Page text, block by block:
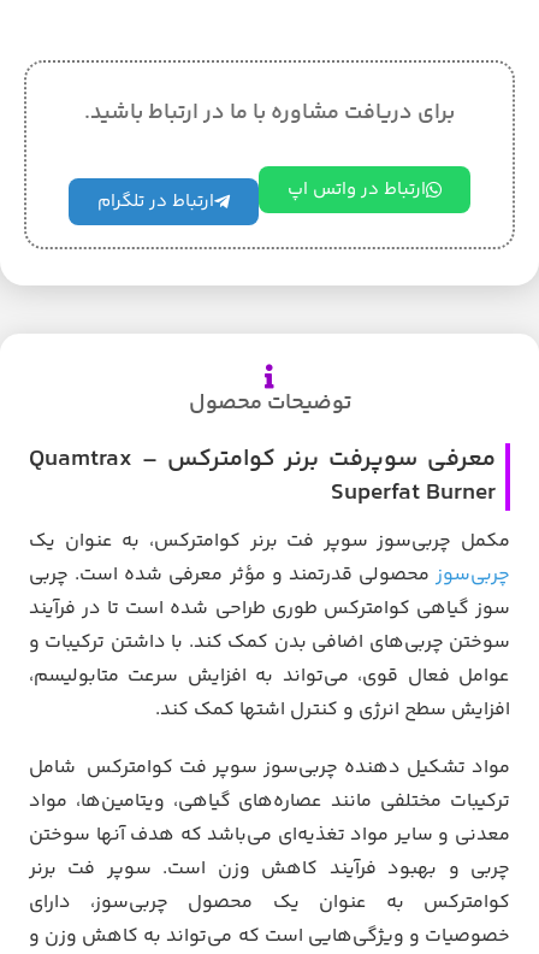
برای دریافت مشاوره با ما در ارتباط باشید.
ارتباط در واتس اپ ارتباط در تلگرام
توضیحات محصول
معرفی سوپرفت برنر کوامترکس – Quamtrax
Superfat Burner
مکمل چربی‌سوز سوپر فت برنر کوامترکس، به عنوان یک
چربی‌سوز محصولی قدرتمند و مؤثر معرفی شده است. چربی
سوز گیاهی کوامترکس طوری طراحی شده است تا در فرآیند
سوختن چربی‌های اضافی بدن کمک کند. با داشتن ترکیبات و
عوامل فعال قوی، می‌تواند به افزایش سرعت متابولیسم،
افزایش سطح انرژی و کنترل اشتها کمک کند.
مواد تشکیل دهنده چربی‌سوز سوپر فت کوامترکس شامل
ترکیبات مختلفی مانند عصاره‌های گیاهی، ویتامین‌ها، مواد
معدنی و سایر مواد تغذیه‌ای می‌باشد که هدف آنها سوختن
چربی و بهبود فرآیند کاهش وزن است. سوپر فت برنر
کوامترکس به عنوان یک محصول چربی‌سوز، دارای
خصوصیات و ویژگی‌هایی است که می‌تواند به کاهش وزن و